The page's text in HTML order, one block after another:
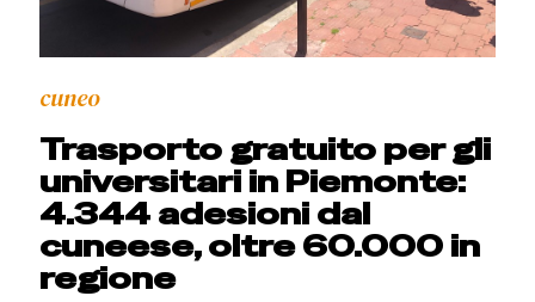
cuneo
Trasporto gratuito per gli
universitari in Piemonte:
4.344 adesioni dal
cuneese, oltre 60.000 in
regione